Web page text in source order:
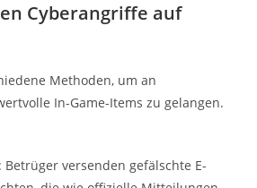
Cyberangriffe auf
Methoden, um an
In-Game-Items zu gelangen.
: Betrüger versenden gefälschte E-